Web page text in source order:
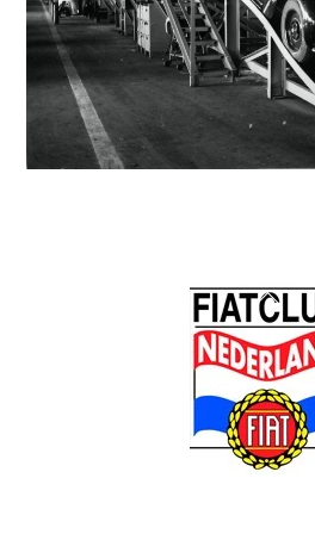
Back
To
Top